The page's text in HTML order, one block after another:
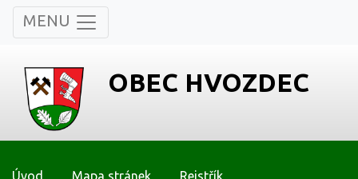
MENU
OBEC HVOZDEC
Úvod Mapa stránek Rejstřík